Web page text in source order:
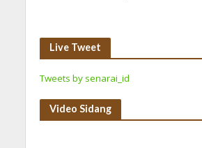
Live Tweet
Tweets by senarai_id
Video Sidang